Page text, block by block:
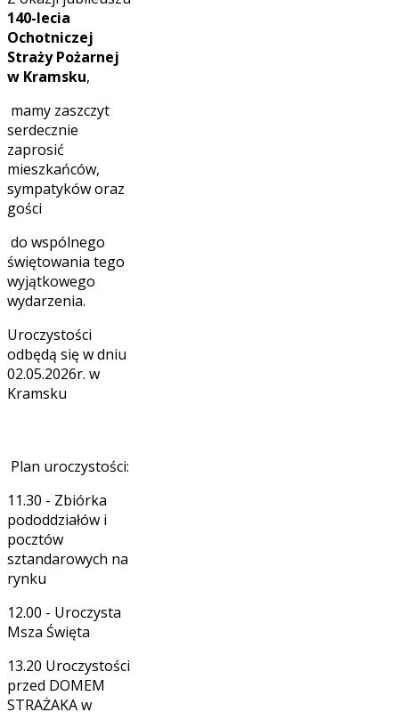
140-lecia
Ochotniczej
Straży Pożarnej
w Kramsku,
mamy zaszczyt
serdecznie
zaprosić
mieszkańców,
sympatyków oraz
gości
do wspólnego
świętowania tego
wyjątkowego
wydarzenia.
Uroczystości
odbędą się w dniu
02.05.2026r. w
Kramsku
Plan uroczystości:
11.30 - Zbiórka
pododdziałów i
pocztów
sztandarowych na
rynku
12.00 - Uroczysta
Msza Święta
13.20 Uroczystości
przed DOMEM
STRAŻAKA w